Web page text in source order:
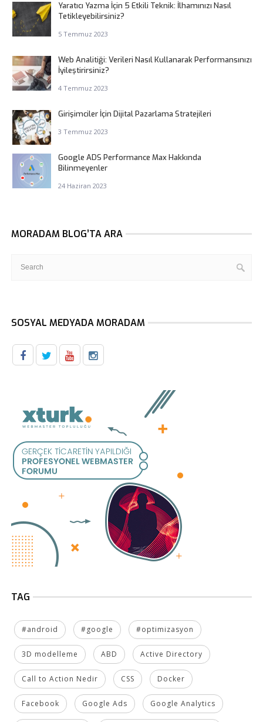
Yaratıcı Yazma İçin 5 Etkili Teknik: İlhamınızı Nasıl
Tetikleyebilirsiniz?
5 Temmuz 2023
Web Analitiği: Verileri Nasıl Kullanarak Performansınızı
İyileştirirsiniz?
4 Temmuz 2023
Girişimciler İçin Dijital Pazarlama Stratejileri
3 Temmuz 2023
Google ADS Performance Max Hakkında
Bilinmeyenler
24 Haziran 2023
MORADAM BLOG’TA ARA
SOSYAL MEDYADA MORADAM
TAG
#android #google #optimizasyon
3D modelleme ABD Active Directory
Call to Action Nedir CSS Docker
Facebook Google Ads Google Analytics